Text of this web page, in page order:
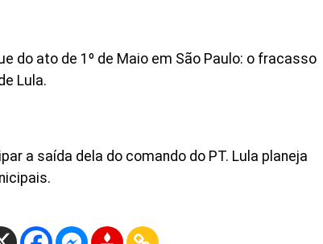
do ato de 1º de Maio em São Paulo: o fracasso
Lula.
a saída dela do comando do PT. Lula planeja